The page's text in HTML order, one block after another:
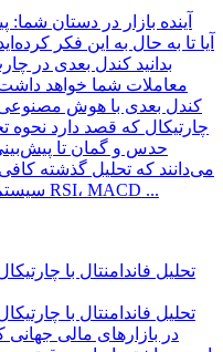
آینده بازار در دستان
آیا تا به حال به این فکر
بدانید کندل بعدی در
معاملات شما خواهد
کندل بعدی با هوش مصنوعی
چارتیکال که قصد دارد نحوه
حدس و گمان تا
می‌دانند که تحلیل گذشته کافی
سیستم‌های معاملاتی سنتی، ابزارهایی مانند RSI، MACD ...
تحلیل فاندامنتال با
تحلیل فاندامنتال با
در بازارهای مالی